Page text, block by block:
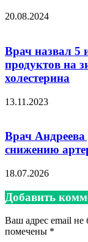
20.08.2024
Врач назвал 5
продуктов на
холестерина
13.11.2023
Врач Андреева
снижению
18.07.2026
Добавить
Ваш адрес email не
помечены *